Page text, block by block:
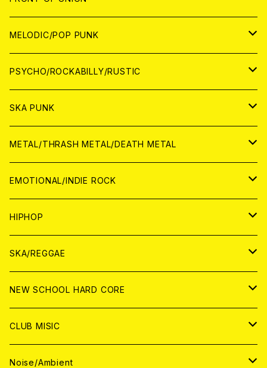
アナログ
CD
WORLD
アナログ
CD
MELODIC/POP PUNK
JAPAN
CD
ANALOG
WORLD
CD
ANALOG
PSYCHO/ROCKABILLY/RUSTIC
JAPAN
CD
ANALOG
WORLD
CD
ANALOG
SKA PUNK
JAPAN
CD
ANALOG
WORLD
CD
ANALOG
METAL/THRASH METAL/DEATH METAL
JAPAN
CD
ANALOG
WORLD
ANALOG
CD
EMOTIONAL/INDIE ROCK
JAPAN
CD
ANALOG
WORLD
CD
ANALOG
HIPHOP
JAPAN
CD
ANALOG
WORLD
CD
ANALOG
SKA/REGGAE
JAPAN
CD
ANALOG
WORLD
CD
NEW SCHOOL HARD CORE
JAPAN
CD
WORLD
CLUB MISIC
JAPAN
Noise/Ambient